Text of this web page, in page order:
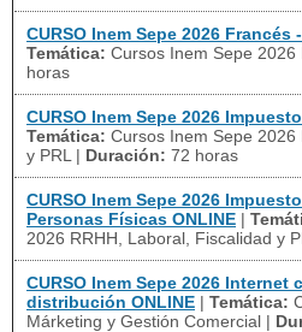
CURSO Inem Sepe 2026 Francés
Temática: Cursos Inem Sepe 2026
horas
CURSO Inem Sepe 2026
Temática: Cursos Inem Sepe
y PRL | Duración: 72 horas
CURSO Inem Sepe 2026
Personas Físicas ONLINE |
2026 RRHH, Laboral, Fiscalidad y
CURSO Inem Sepe 2026 Internet
distribución ONLINE | Temática:
Márketing y Gestión Comercial |